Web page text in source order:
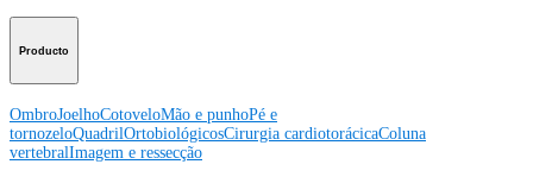
Producto
OmbroJoelhoCotoveloMão e punhoPé e
tornozeloQuadrilOrtobiológicosCirurgia cardiotorácicaColuna
vertebralImagem e ressecção